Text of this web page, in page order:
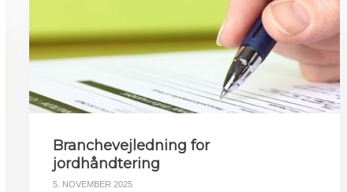
Branchevejledning for
jordhåndtering
5. NOVEMBER 2025